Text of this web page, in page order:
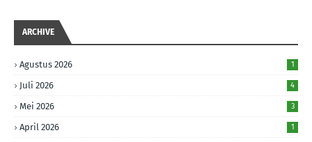
ARCHIVE
Agustus 2026 1
Juli 2026 4
Mei 2026 3
April 2026 1